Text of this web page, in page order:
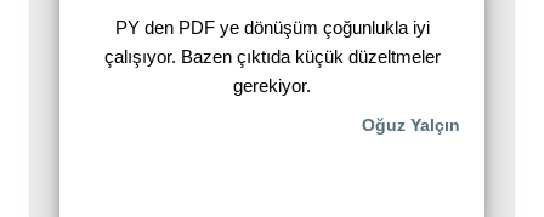
PY den PDF ye dönüşüm çoğunlukla iyi
çalışıyor. Bazen çıktıda küçük düzeltmeler
gerekiyor.
Oğuz Yalçın